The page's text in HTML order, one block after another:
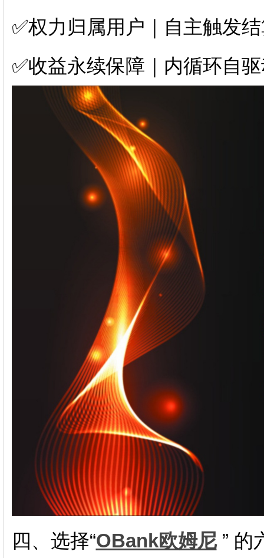
✅权力归属用户｜自主触发
✅收益永续保障｜内循环自
四、选择“OBank欧姆尼” 的